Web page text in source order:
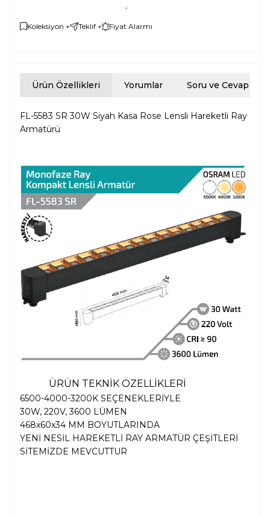
Koleksiyon + Teklif + Fiyat Alarmı
Ürün Özellikleri Yorumlar Soru ve Cevap
FL-5583 SR 30W Siyah Kasa Rose Lensli Hareketli Ray
Armatürü
ÜRÜN TEKNİK ÖZELLİKLERİ
6500-4000-3200K SEÇENEKLERİYLE
30W, 220V, 3600 LÜMEN
468x60x34 MM BOYUTLARINDA
YENİ NESİL HAREKETLİ RAY ARMATÜR ÇEŞİTLERİ
SİTEMİZDE MEVCUTTUR